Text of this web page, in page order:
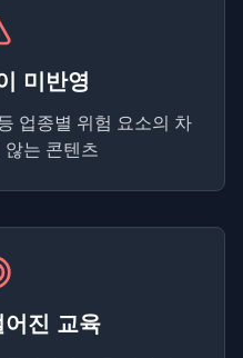
미반영
업종별 위험 요소의 차
않는 콘텐츠
진 교육